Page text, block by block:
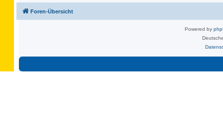
Foren-Übersicht
Powered by